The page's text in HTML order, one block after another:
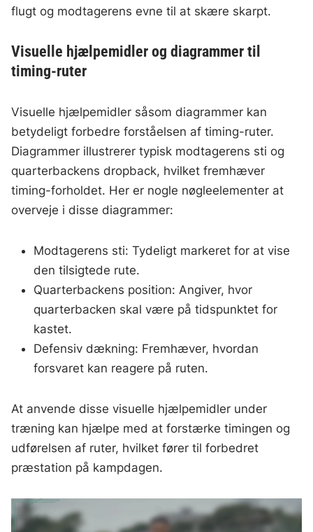
flugt og modtagerens evne til at skære skarpt.
Visuelle hjælpemidler og diagrammer til
timing-ruter
Visuelle hjælpemidler såsom diagrammer kan
betydeligt forbedre forståelsen af timing-ruter.
Diagrammer illustrerer typisk modtagerens sti og
quarterbackens dropback, hvilket fremhæver
timing-forholdet. Her er nogle nøgleelementer at
overveje i disse diagrammer:
Modtagerens sti: Tydeligt markeret for at vise
den tilsigtede rute.
Quarterbackens position: Angiver, hvor
quarterbacken skal være på tidspunktet for
kastet.
Defensiv dækning: Fremhæver, hvordan
forsvaret kan reagere på ruten.
At anvende disse visuelle hjælpemidler under
træning kan hjælpe med at forstærke timingen og
udførelsen af ruter, hvilket fører til forbedret
præstation på kampdagen.